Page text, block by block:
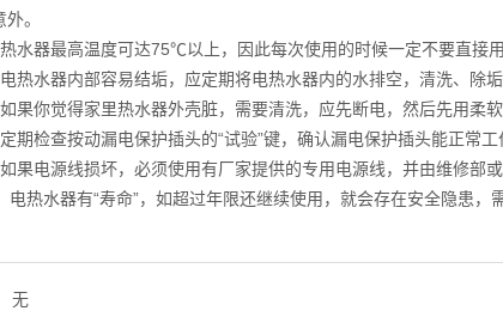
。
器最高温度可达75℃以上，因此每次使用的时候一定不要直接用
水器内部容易结垢，应定期将电热水器内的水排空，清洗、除垢
你觉得家里热水器外壳脏，需要清洗，应先断电，然后先用柔软
检查按动漏电保护插头的“试验”键，确认漏电保护插头能正常工
电源线损坏，必须使用有厂家提供的专用电源线，并由维修部或
水器有“寿命”，如超过年限还继续使用，就会存在安全隐患，需
无